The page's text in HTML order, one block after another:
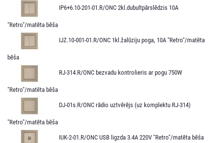
IP6+6.10-201-01.R/ONC 2kl.dubultpārslēdzis 10A
"Retro"/matēta bēša
IJZ.10-001-01.R/ONC 1kl.žalūziju poga, 10A "Retro"/matēta
bēša
RJ-314.R/ONC bezvadu kontrolieris ar pogu 750W
"Retro"/matēta bēša
DJ-01s.R/ONC rādio uztvērējs (uz komplektu RJ-314)
"Retro"/matēta bēša
IUK-2-01.R/ONC USB ligzda 3.4A 220V "Retro"/matēta bēša